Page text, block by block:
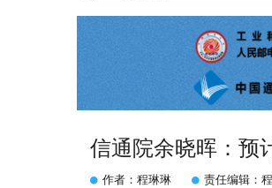
信通院余晓晖：预
作者：程琳琳 责任编辑：